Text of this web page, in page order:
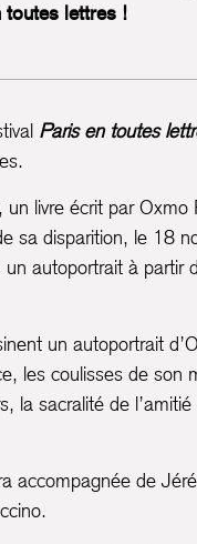
toutes lettres !
Paris en toutes
livre écrit par Oxmo
sa disparition, le 18
autoportrait à partir
un autoportrait
les coulisses de son
la sacralité de
accompagnée de